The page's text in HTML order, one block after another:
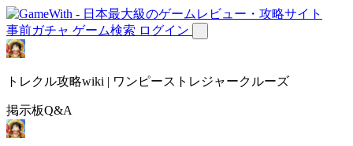
事前ガチャ ゲーム検索 ログイン
トレクル攻略wiki | ワンピーストレジャークルーズ
掲示板Q&A